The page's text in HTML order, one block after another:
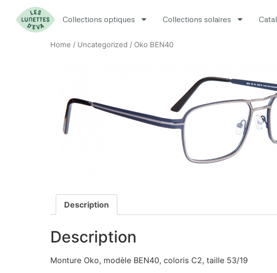
Collections optiques Collections solaires
Home / Uncategorized / Oko BEN40
Description
Description
Monture Oko, modèle BEN40, coloris C2, taille 53/19